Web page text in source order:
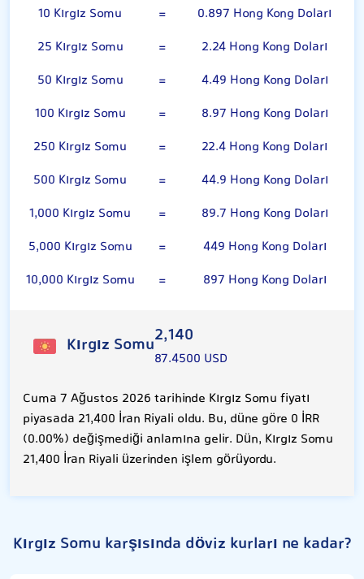
10 Kırgız Somu =
0.897 Hong Kong Doları
25 Kırgız Somu
=
2.24 Hong Kong Doları
50 Kırgız Somu
=
4.49 Hong Kong Doları
100 Kırgız Somu
=
8.97 Hong Kong Doları
250 Kırgız Somu
=
22.4 Hong Kong Doları
500 Kırgız Somu
=
44.9 Hong Kong Doları
1,000 Kırgız Somu
=
89.7 Hong Kong Doları
5,000 Kırgız Somu
=
449 Hong Kong Doları
10,000 Kırgız Somu
= 897 Hong Kong Doları
Kırgız Somu2,140
87.4500 USD
Cuma 7 Ağustos 2026 tarihinde Kırgız Somu fiyatı
piyasada 21,400 İran Riyali oldu. Bu, düne göre 0 İRR
(0.00%) değişmediği anlamına gelir. Dün, Kırgız Somu
21,400 İran Riyali üzerinden işlem görüyordu.
Kırgız Somu karşısında döviz kurları ne kadar?